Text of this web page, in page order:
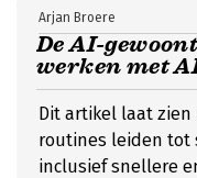
De AI-
werken met
Arjan Broere
Dit artikel laat zien
routines leiden tot
inclusief snellere